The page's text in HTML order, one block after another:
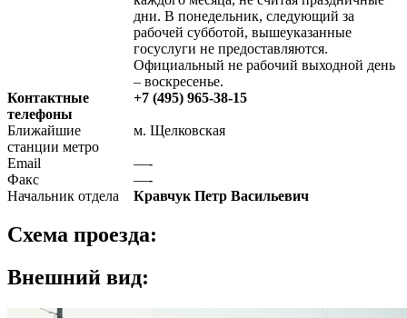
дни. В понедельник, следующий за
рабочей субботой, вышеуказанные
госуслуги не предоставляются.
Официальный не рабочий выходной день
– воскресенье.
Контактные
телефоны
+7 (495) 965-38-15
Ближайшие
станции метро
м. Щелковская
Email
—-
Факс
—-
Начальник отдела
Кравчук Петр Васильевич
Схема проезда:
Внешний вид: